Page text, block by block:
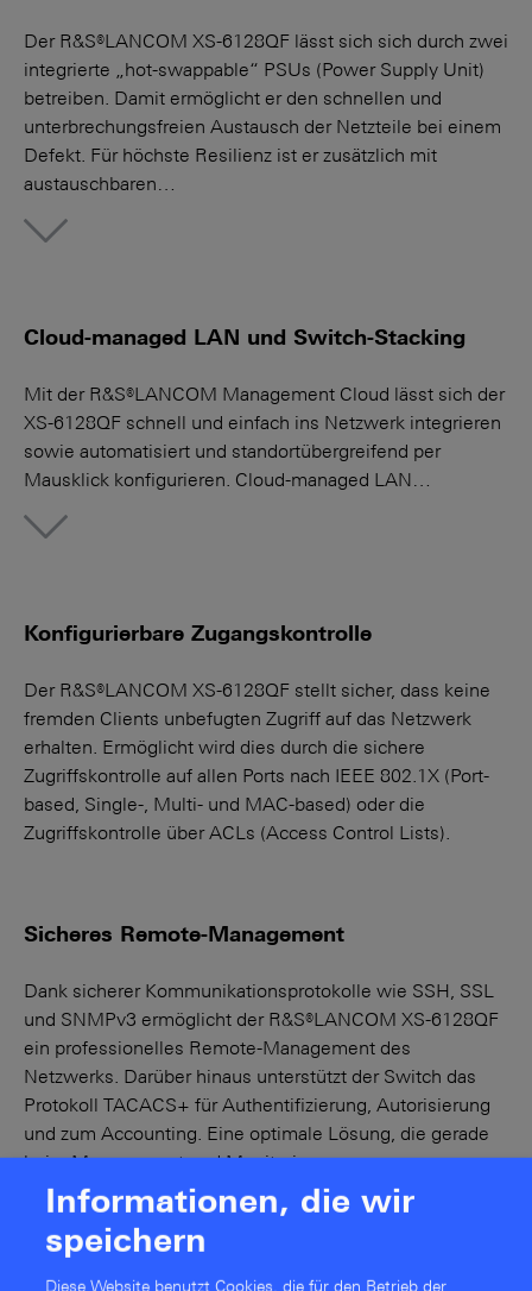
Der R&S®LANCOM XS-6128QF lässt sich sich durch zwei
integrierte „hot-swappable“ PSUs (Power Supply Unit)
betreiben. Damit ermöglicht er den schnellen und
unterbrechungsfreien Austausch der Netzteile bei einem
Defekt. Für höchste Resilienz ist er zusätzlich mit
austauschbaren…
More
Cloud-managed LAN und Switch-Stacking
Mit der R&S®LANCOM Management Cloud lässt sich der
XS-6128QF schnell und einfach ins Netzwerk integrieren
sowie automatisiert und standortübergreifend per
Mausklick konfigurieren. Cloud-managed LAN…
More
Konfigurierbare Zugangskontrolle
Der R&S®LANCOM XS-6128QF stellt sicher, dass keine
fremden Clients unbefugten Zugriff auf das Netzwerk
erhalten. Ermöglicht wird dies durch die sichere
Zugriffskontrolle auf allen Ports nach IEEE 802.1X (Port-
based, Single-, Multi- und MAC-based) oder die
Zugriffskontrolle über ACLs (Access Control Lists).
Sicheres Remote-Management
Dank sicherer Kommunikationsprotokolle wie SSH, SSL
und SNMPv3 ermöglicht der R&S®LANCOM XS-6128QF
ein professionelles Remote-Management des
Netzwerks. Darüber hinaus unterstützt der Switch das
Protokoll TACACS+ für Authentifizierung, Autorisierung
und zum Accounting. Eine optimale Lösung, die gerade
beim Management und Monitoring
standortübergreifender Netzwerke maximale Sicherheit
Informationen, die wir
speichern